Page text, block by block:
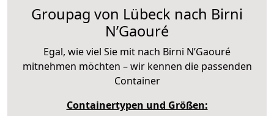
Groupag von Lübeck nach Birni
N’Gaouré
Egal, wie viel Sie mit nach Birni N’Gaouré
mitnehmen möchten – wir kennen die passenden
Container
Containertypen und Größen: